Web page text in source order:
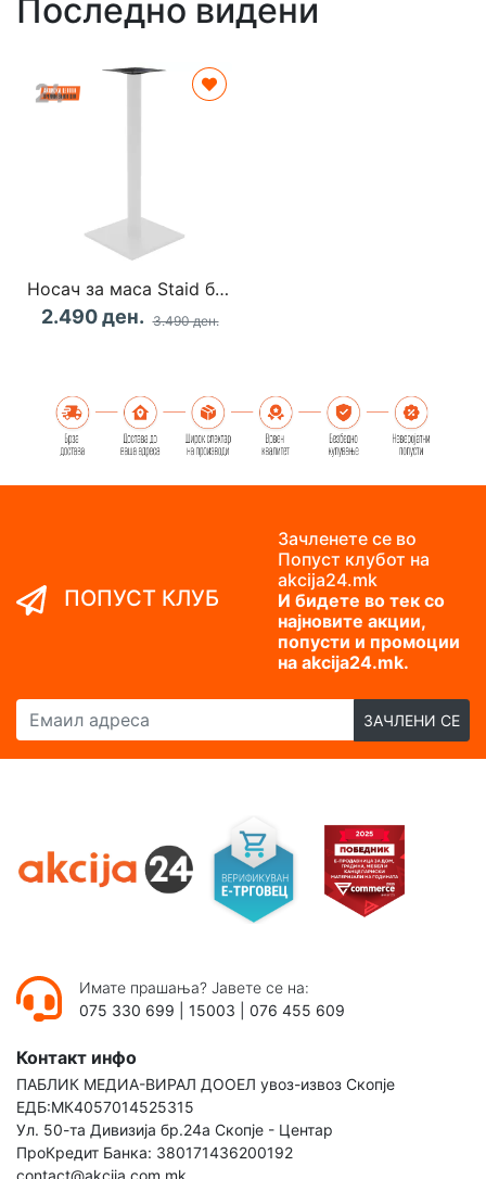
Последно видени
Носач за маса Staid бело-црна
2.490 ден. 3.490 ден.
ПОПУСТ КЛУБ
Зачленете се во
Попуст клубот на
akcija24.mk
И бидете во тек со
најновите акции,
попусти и промоции
на akcija24.mk.
Емаил адреса
ЗАЧЛЕНИ СЕ
Имате прашања? Јавете се на:
075 330 699
15003 076 455 609
Контакт инфо
ПАБЛИК МЕДИА-ВИРАЛ ДООЕЛ увоз-извоз Скопје
ЕДБ:МК4057014525315
Ул. 50-та Дивизија бр.24а Скопје - Центар
ПроКредит Банка: 380171436200192
contact@akcija.com.mk